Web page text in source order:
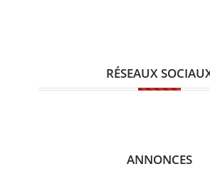
RÉSEAUX
ANNONCES